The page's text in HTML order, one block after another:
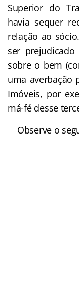
Superior do
havia sequer
relação ao
ser
sobre o bem
uma averbação
Imóveis, por
má-fé desse
Observe o